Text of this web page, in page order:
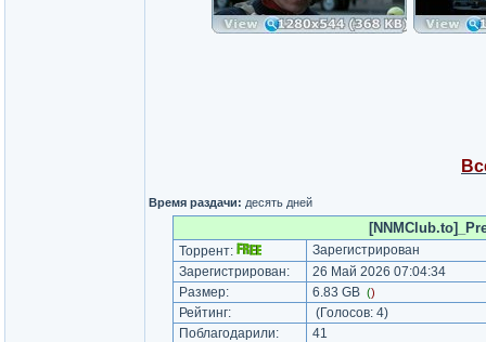
Время раздачи: десять дней
Торрент:
Зарегистрирован
Зарегистрирован:
26 Май 2026 07:04:34
Размер:
6.83 GB ()
Рейтинг: (Голосов: 4)
Поблагодарили:
41